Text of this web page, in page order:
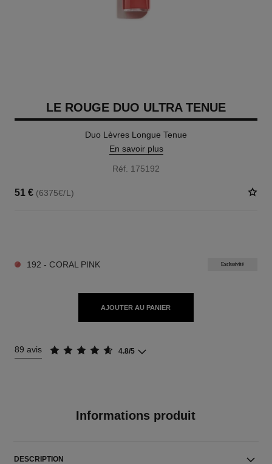
LE ROUGE DUO ULTRA TENUE
Duo Lèvres Longue Tenue
En savoir plus
Réf. 175192
51 € (6375€/L)
192 - CORAL PINK Exclusivité
AJOUTER AU PANIER
89 avis 4.8/5
Informations produit
DESCRIPTION